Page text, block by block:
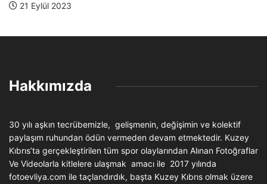
21 Eylül 2023
Hakkımızda
30 yılı aşkın tecrübemizle, gelişmenin, değişimin ve kolektif
paylaşım ruhundan ödün vermeden devam etmektedir. Kuzey
Kıbrıs’ta gerçekleştirilen tüm spor olaylarından Alınan Fotoğraflar
Ve Videolarla kitlelere ulaşmak amacı ile 2017 yılında
fotoevliya.com ile taçlandırdık, başta Kuzey Kıbrıs olmak üzere